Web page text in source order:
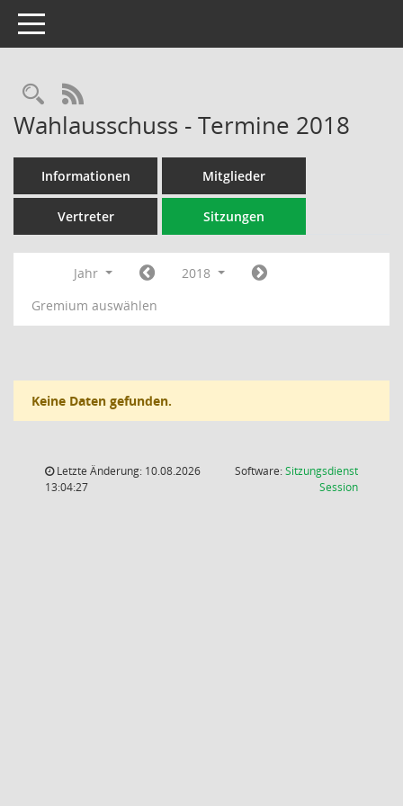
Toggle navigation
Rechercheauswahl
RSS-Feed
Wahlausschuss - Termine 2018
Informationen Mitglieder
Vertreter Sitzungen
Jahr
2018
Gremium auswählen
Keine Daten gefunden.
Letzte Änderung: 10.08.2026
13:04:27
Software:Sitzungsdienst
Session(Wird in